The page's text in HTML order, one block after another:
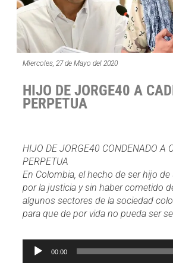
Miercoles, 27 de Mayo del 2020
HIJO DE JORGE40 A
PERPETUA
HIJO DE JORGE40 CONDENADO A
PERPETUA
En Colombia, el hecho de ser hijo
por la justicia y sin haber cometido
algunos sectores de la sociedad
para que de por vida no pueda ser
Audio
Player
00:00